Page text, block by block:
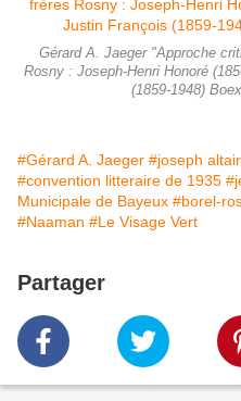
Gérard A. Jaeger "Approche
Rosny : Joseph-Henri Honoré
(1859-1948)
#Gérard A. Jaeger #joseph
#convention litteraire de 1935
Municipale de Bayeux #borel-
#Naaman #Le Visage Vert
Partager